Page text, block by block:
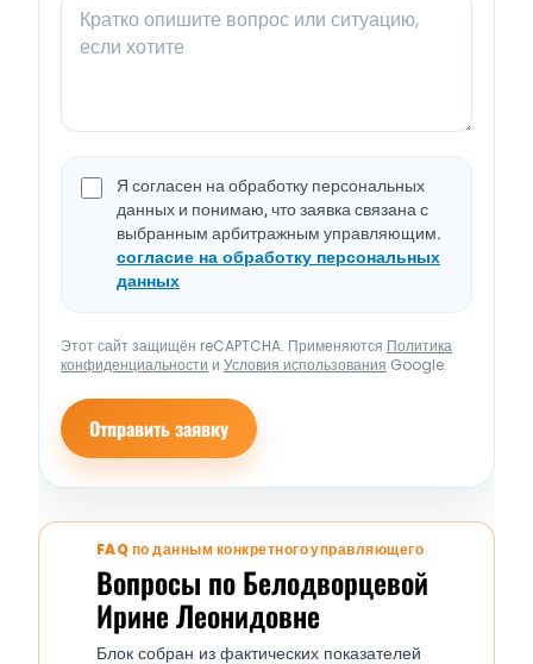
Я согласен на обработку персональных
данных и понимаю, что заявка связана с
выбранным арбитражным управляющим.
согласие на обработку персональных
данных
Этот сайт защищён reCAPTCHA. Применяются Политика
конфиденциальности и Условия использования Google.
Отправить заявку
FAQ по данным конкретного управляющего
Вопросы по Белодворцевой
Ирине Леонидовне
Блок собран из фактических показателей